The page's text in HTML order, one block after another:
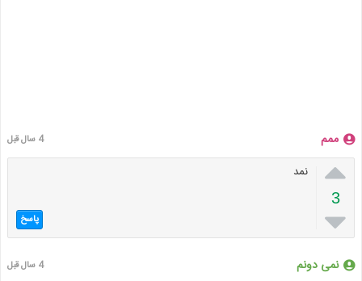
ممم 4 سال قبل

3

نمد
پاسخ
نمی دونم 4 سال قبل